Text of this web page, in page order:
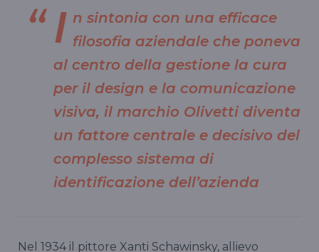
I n sintonia con una efficace
filosofia aziendale che poneva
al centro della gestione la cura
per il design e la comunicazione
visiva, il marchio Olivetti diventa
un fattore centrale e decisivo del
complesso sistema di
identificazione dell’azienda
Nel 1934 il pittore Xanti Schawinsky, allievo